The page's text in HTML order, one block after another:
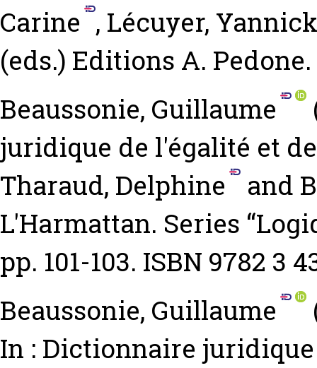
Carine , Lécuyer, Yannick
(eds.) Editions A.
Beaussonie, Guillaume
juridique de l'égalité et
Tharaud, Delphine
and
L'Harmattan. Series
pp. 101-103. ISBN 9782 3
Beaussonie, Guillaume
In : Dictionnaire